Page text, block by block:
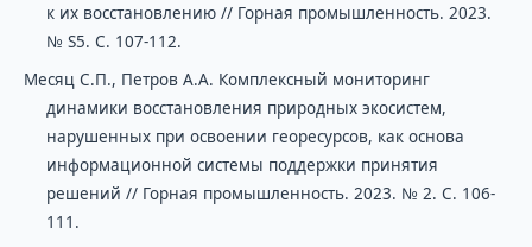
к их восстановлению // Горная промышленность. 2023.
№ S5. С. 107-112.
Месяц С.П., Петров А.А. Комплексный мониторинг
динамики восстановления природных экосистем,
нарушенных при освоении георесурсов, как основа
информационной системы поддержки принятия
решений // Горная промышленность. 2023. № 2. С. 106-
111.